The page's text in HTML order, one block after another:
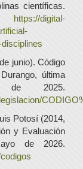
científicas.
https://digital-
junio). Código
última
de 2025.
Potosí (2014,
y Evaluación
de 2026.